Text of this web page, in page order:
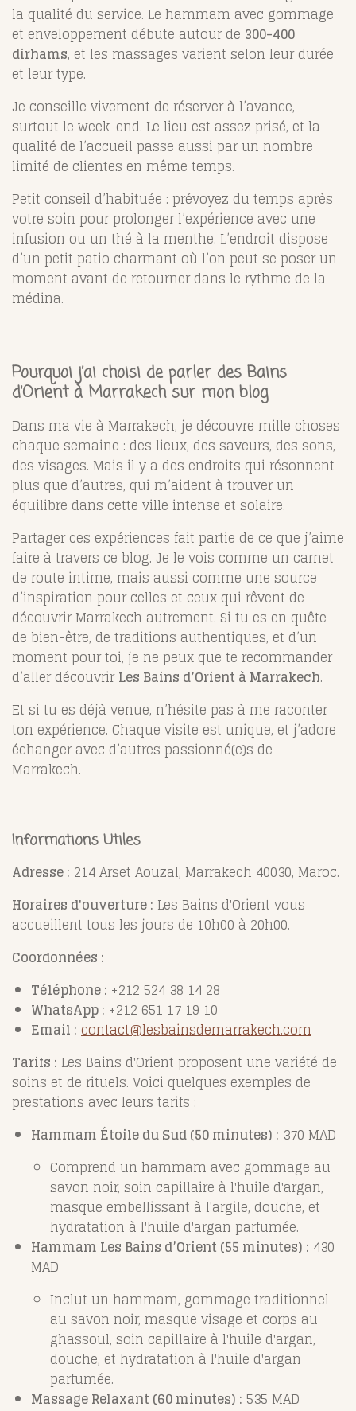
la qualité du service. Le hammam avec gommage
et enveloppement débute autour de 300-400
dirhams, et les massages varient selon leur durée
et leur type.
Je conseille vivement de réserver à l’avance,
surtout le week-end. Le lieu est assez prisé, et la
qualité de l’accueil passe aussi par un nombre
limité de clientes en même temps.
Petit conseil d’habituée : prévoyez du temps après
votre soin pour prolonger l’expérience avec une
infusion ou un thé à la menthe. L’endroit dispose
d’un petit patio charmant où l’on peut se poser un
moment avant de retourner dans le rythme de la
médina.
Pourquoi j’ai choisi de parler des Bains
d’Orient à Marrakechsur mon blog
Dans ma vie à Marrakech, je découvre mille choses
chaque semaine : des lieux, des saveurs, des sons,
des visages. Mais il y a des endroits qui résonnent
plus que d’autres, qui m’aident à trouver un
équilibre dans cette ville intense et solaire.
Partager ces expériences fait partie de ce que j’aime
faire à travers ce blog. Je le vois comme un carnet
de route intime, mais aussi comme une source
d’inspiration pour celles et ceux qui rêvent de
découvrir Marrakech autrement. Si tu es en quête
de bien-être, de traditions authentiques, et d’un
moment pour toi, je ne peux que te recommander
d’aller découvrirLes Bains d’Orient à Marrakech.
Et si tu es déjà venue, n’hésite pas à me raconter
ton expérience. Chaque visite est unique, et j’adore
échanger avec d’autres passionné(e)s de
Marrakech.
Informations Utiles
Adresse : 214 Arset Aouzal, Marrakech 40030, Maroc.
Horaires d'ouverture : Les Bains d'Orient vous
accueillent tous les jours de 10h00 à 20h00.
Coordonnées :
Téléphone : +212 524 38 14 28
WhatsApp : +212 651 17 19 10
Email : contact@lesbainsdemarrakech.com
Tarifs : Les Bains d'Orient proposent une variété de
soins et de rituels. Voici quelques exemples de
prestations avec leurs tarifs :
Hammam Étoile du Sud (50 minutes) : 370 MAD
Comprend un hammam avec gommage au
savon noir, soin capillaire à l'huile d'argan,
masque embellissant à l'argile, douche, et
hydratation à l'huile d'argan parfumée. ​
Hammam Les Bains d’Orient (55 minutes) : 430
MAD
Inclut un hammam, gommage traditionnel
au savon noir, masque visage et corps au
ghassoul, soin capillaire à l'huile d'argan,
douche, et hydratation à l'huile d'argan
parfumée. ​
Massage Relaxant (60 minutes) : 535 MAD